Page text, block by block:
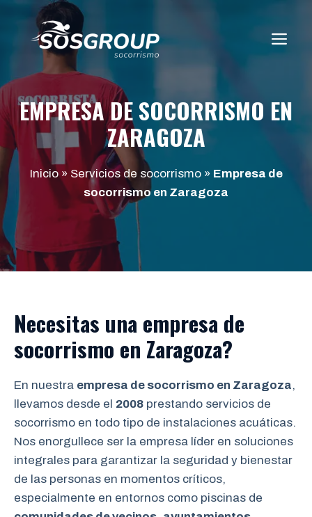
contenido
EMPRESA DE SOCORRISMO EN
ZARAGOZA
Inicio» Servicios de socorrismo» Empresa de
socorrismo en Zaragoza
Necesitas una empresa de
socorrismo en Zaragoza?
En nuestra empresa de socorrismo en Zaragoza,
llevamos desde el 2008 prestando servicios de
socorrismo en todo tipo de instalaciones acuáticas.
Nos enorgullece ser la empresa líder en soluciones
integrales para garantizar la seguridad y bienestar
de las personas en momentos críticos,
especialmente en entornos como piscinas de